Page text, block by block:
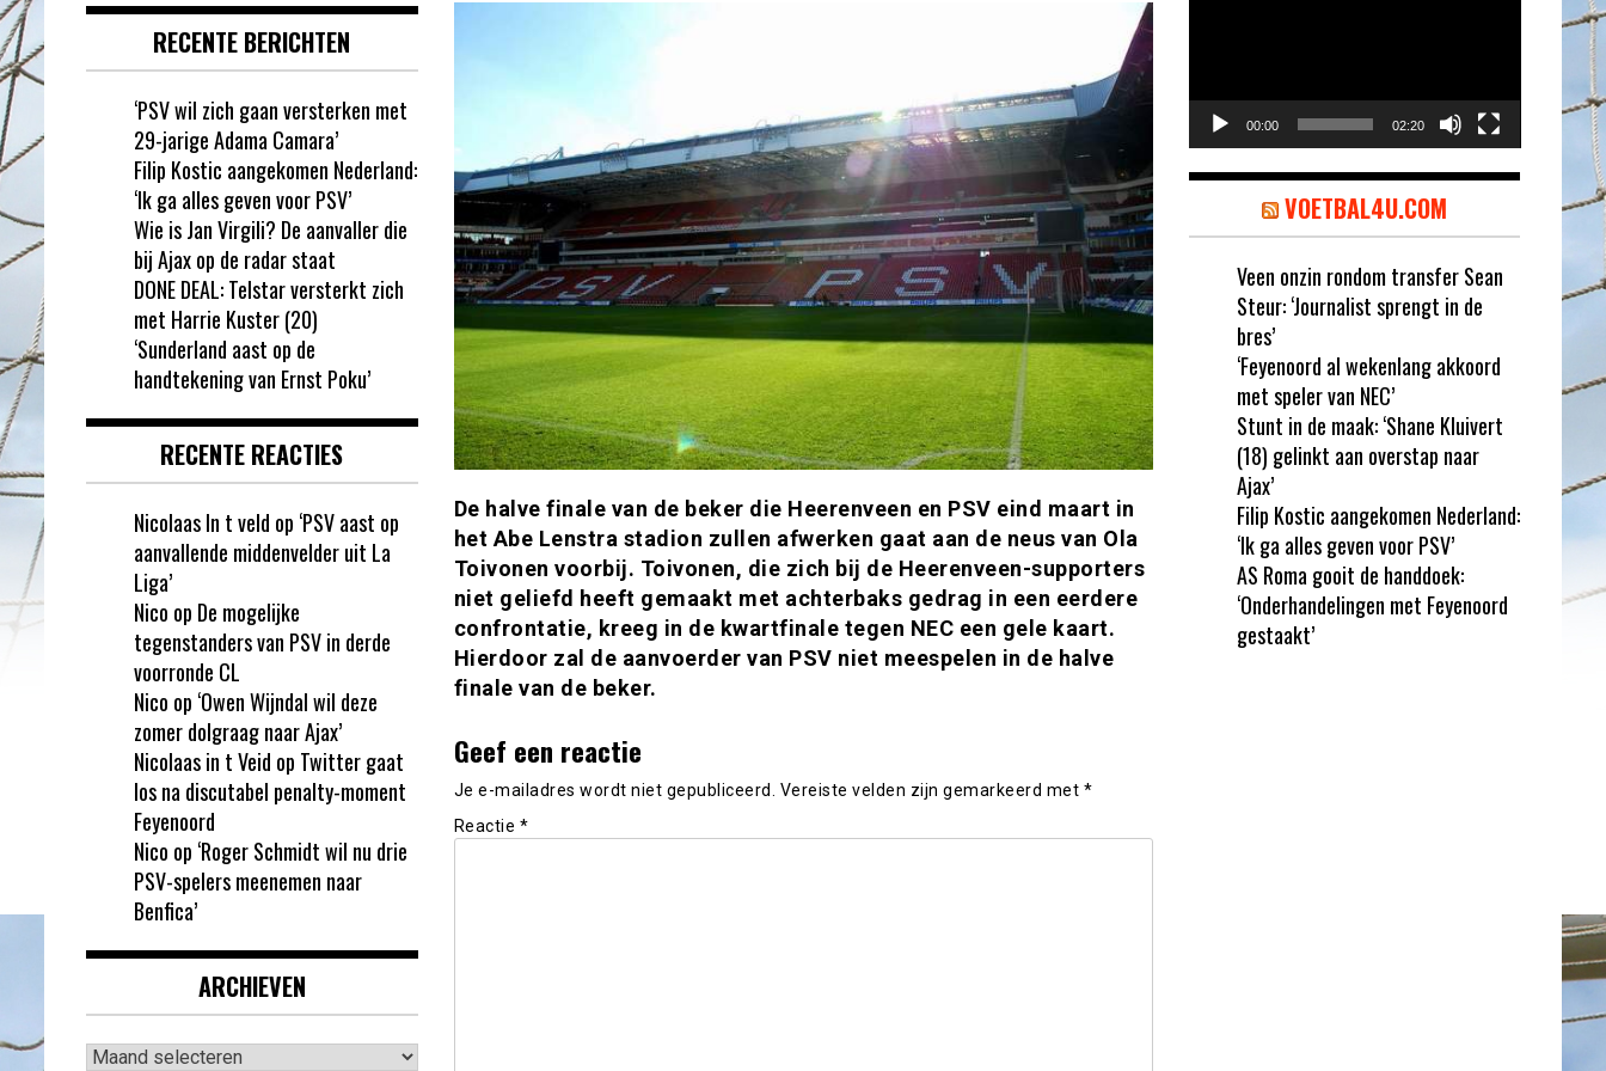
De halve finale van de beker die Heerenveen en PSV eind maart in
het Abe Lenstra stadion zullen afwerken gaat aan de neus van Ola
Toivonen voorbij. Toivonen, die zich bij de Heerenveen-supporters
niet geliefd heeft gemaakt met achterbaks gedrag in een eerdere
confrontatie, kreeg in de kwartfinale tegen NEC een gele kaart.
Hierdoor zal de aanvoerder van PSV niet meespelen in de halve
finale van de beker.
Geef een reactie
Je e-mailadres wordt niet gepubliceerd. Vereiste velden zijn gemarkeerd met *
Reactie *
RECENTE BERICHTEN
‘PSV wil zich gaan versterken met
29-jarige Adama Camara’
Filip Kostic aangekomen Nederland:
‘Ik ga alles geven voor PSV’
Wie is Jan Virgili? De aanvaller die
bij Ajax op de radar staat
DONE DEAL: Telstar versterkt zich
met Harrie Kuster (20)
‘Sunderland aast op de
handtekening van Ernst Poku’
RECENTE REACTIES
Nicolaas In t veld op ‘PSV aast op
aanvallende middenvelder uit La
Liga’
Nico op De mogelijke
tegenstanders van PSV in derde
voorronde CL
Nico op ‘Owen Wijndal wil deze
zomer dolgraag naar Ajax’
Nicolaas in t Veid op Twitter gaat
los na discutabel penalty-moment
Feyenoord
Nico op ‘Roger Schmidt wil nu drie
PSV-spelers meenemen naar
Benfica’
ARCHIEVEN
Archieven
00:00 02:20
VOETBAL4U.COM
Veen onzin rondom transfer Sean
Steur: ‘Journalist sprengt in de
bres’
‘Feyenoord al wekenlang akkoord
met speler van NEC’
Stunt in de maak: ‘Shane Kluivert
(18) gelinkt aan overstap naar
Ajax’
Filip Kostic aangekomen Nederland:
‘Ik ga alles geven voor PSV’
AS Roma gooit de handdoek:
‘Onderhandelingen met Feyenoord
gestaakt’